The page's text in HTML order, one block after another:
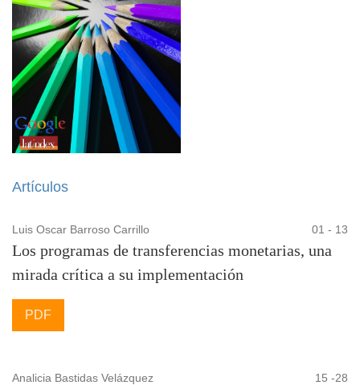
Artículos
Luis Oscar Barroso Carrillo 01 - 13
Los programas de transferencias monetarias, una
mirada crítica a su implementación
PDF
Analicia Bastidas Velázquez 15 -28